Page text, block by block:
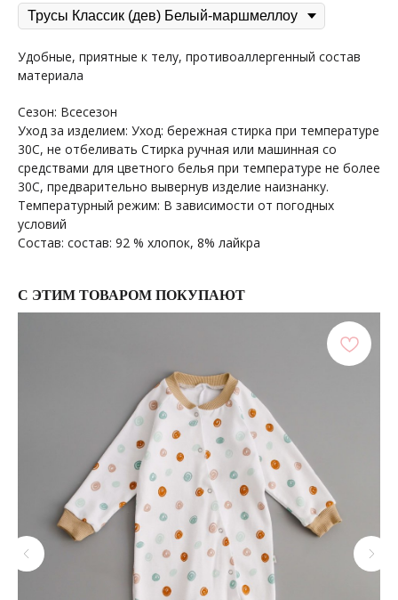
Удобные, приятные к телу, противоаллергенный состав
материала
Сезон: Всесезон
Уход за изделием: Уход: бережная стирка при температуре
30С, не отбеливать Стирка ручная или машинная со
средствами для цветного белья при температуре не более
30С, предварительно вывернув изделие наизнанку.
Температурный режим: В зависимости от погодных
условий
Состав: состав: 92 % хлопок, 8% лайкра
С ЭТИМ ТОВАРОМ ПОКУПАЮТ
Каталог
ПОКУПАТЕЛЯМ МЕНЮ